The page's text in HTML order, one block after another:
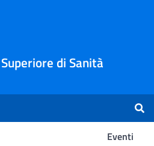
di Sanità
Eventi